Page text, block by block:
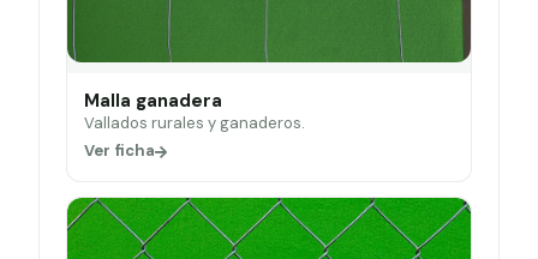
Malla ganadera
Vallados rurales y ganaderos.
Ver ficha